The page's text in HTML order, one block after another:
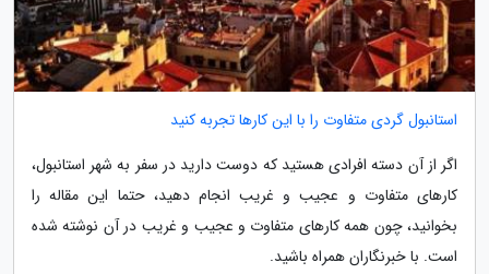
استانبول گردی متفاوت را با این کارها تجربه کنید
اگر از آن دسته افرادی هستید که دوست دارید در سفر به شهر استانبول،
کارهای متفاوت و عجیب و غریب انجام دهید، حتما این مقاله را
بخوانید، چون همه کارهای متفاوت و عجیب و غریب در آن نوشته شده
است. با خبرنگاران همراه باشید.